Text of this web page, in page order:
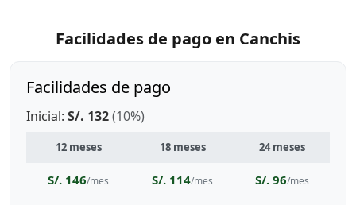
Facilidades de pago en Canchis
Facilidades de pago
Inicial: S/. 132(10%)
12 meses 18 meses 24 meses
S/. 146/mes S/. 114/mes S/. 96/mes